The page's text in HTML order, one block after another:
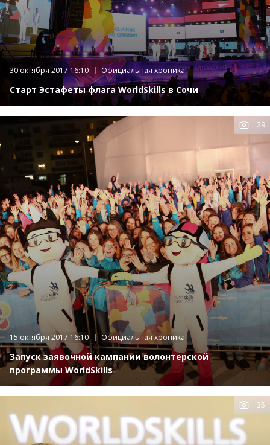
30 октября 2017 16:10 Официальная хроника
Старт Эстафеты флага WorldSkills в Сочи
29
15 октября 2017 16:10 Официальная хроника
Запуск заявочной кампании волонтерской
программы WorldSkills
35